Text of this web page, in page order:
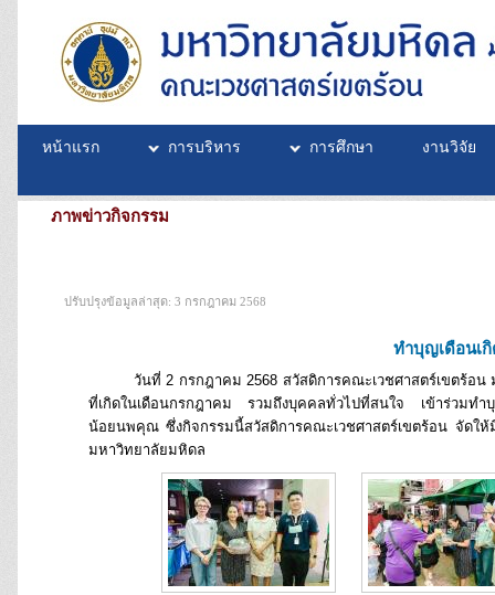
หน้าแรก การบริหาร การศึกษา งานวิจัย
ภาพข่าวกิจกรรม
ปรับปรุงข้อมูลล่าสุด: 3 กรกฎาคม 2568
ทำบุญเดือนเ
วันที่ 2 กรกฎาคม 2568 สวัสดิการคณะเวชศาสตร์เขตร้อน ม
ที่เกิดในเดือนกรกฎาคม รวมถึงบุคคลทั่วไปที่สนใจ เข้าร่วม
น้อยนพคุณ ซึ่งกิจกรรมนี้สวัสดิการคณะเวชศาสตร์เขตร้อน จัดใ
มหาวิทยาลัยมหิดล